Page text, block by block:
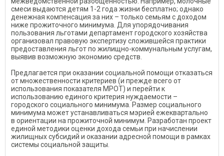
смеси выдаются детям 1-2 года жизни бесплатно; однако
денежная компенсация за них – только семьям с доходом
ниже прожиточного минимума. Для упорядочивания
пользования льготами департамент городского хозяйства
организовал правовую экспертизу сложившейся практики
предоставления льгот по жилищно-коммунальным услугам,
выявив возможную экономию средств.
Предлагается при оказании социальной помощи отказаться
от множественности критериев (и прежде всего от
использования показателя МРОТ) и перейти к
использованию единого критерия нуждаемости –
городского социального минимума. Размер социального
минимума может устанавливаться мэрией ежеквартально
в ориентации на прожиточной минимум. Разработан проект
единой методики оценки дохода семьи при начислении
жилищных субсидий и оказании адресной помощи в рамках
системы социальной защиты.